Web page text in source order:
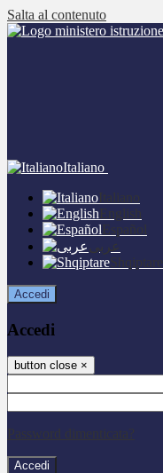
Salta al contenuto
Italiano
Italiano
English
Español
عربى
Shqiptare
Accedi
Accedi
button close ×
Password dimenticata?